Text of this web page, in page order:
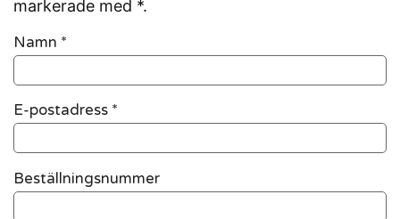
markerade med *.
Namn *
E-postadress *
Beställningsnummer